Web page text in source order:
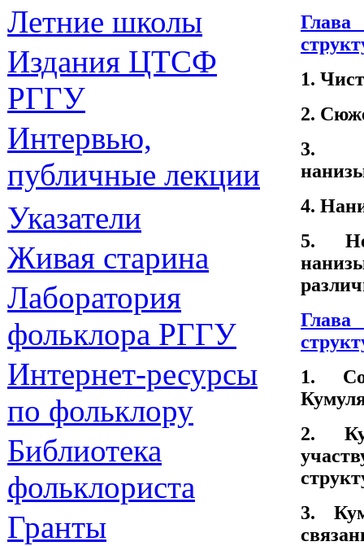
Летние школы
Издания ЦТСФ
РГГУ
Интервью,
публичные лекции
Указатели
Живая cтарина
Лаборатория
фольклора РГГУ
Интернет-ресурсы
по фольклору
Библиотека
фольклориста
Гранты
1.
2.
3.
4.
5.
1.
2.
3.